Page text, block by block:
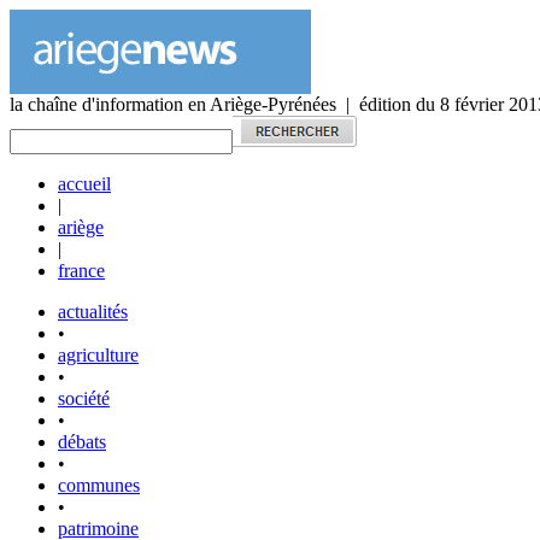
la chaîne d'information en Ariège-Pyrénées | édition du 8 février
accueil
|
ariège
|
france
actualités
•
agriculture
•
société
•
débats
•
communes
•
patrimoine